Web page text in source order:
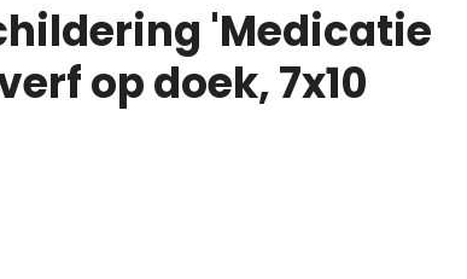
'Medicatie
op doek, 7x10